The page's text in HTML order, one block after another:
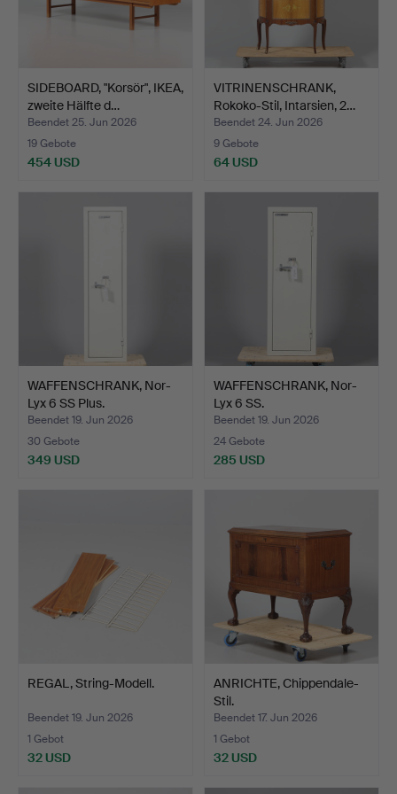
SIDEBOARD, "Korsör", IKEA,
zweite Hälfte d…
Beendet 25. Jun 2026
19 Gebote
454 USD
VITRINENSCHRANK,
Rokoko-Stil, Intarsien, 2…
Beendet 24. Jun 2026
9 Gebote
64 USD
WAFFENSCHRANK, Nor-
Lyx 6 SS Plus.
Beendet 19. Jun 2026
30 Gebote
349 USD
WAFFENSCHRANK, Nor-
Lyx 6 SS.
Beendet 19. Jun 2026
24 Gebote
285 USD
REGAL, String-Modell.
Beendet 19. Jun 2026
1 Gebot
32 USD
ANRICHTE, Chippendale-
Stil.
Beendet 17. Jun 2026
1 Gebot
32 USD